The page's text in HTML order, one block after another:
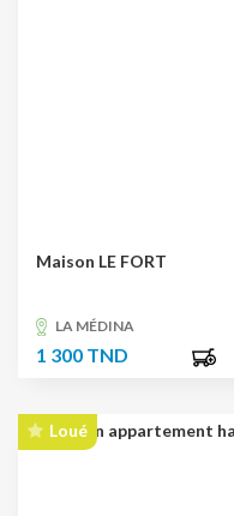
Maison LE FORT
LA MÉDINA
1 300 TND
Loué